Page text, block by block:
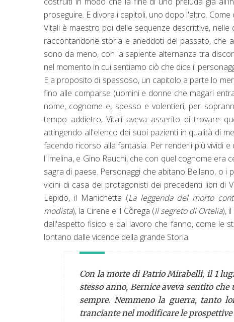
proseguire. E divora i capitoli, uno dopo l'altro. Come
Vitali è maestro poi delle sequenze descrittive,
raccontandone storia e aneddoti del passato, che
sono da meno, con la sapiente alternanza tra
nel momento in cui sentiamo ciò che dice il
E a proposito di spassoso, un capitolo a parte lo
fino alle comparse (uomini e donne che magari
nome, cognome e, spesso e volentieri, per
tempo addietro, Vitali aveva asserito di trovare
attingendo all'elenco dei suoi pazienti in qualità di
facendo ricorso alla fantasia. Per renderli più vividi
l'Imelina, e Gino Rauchi, che con quel cognome
sagra di paese. Personaggi che abitano Bellano, o i
vicini di casa dei protagonisti dei precedenti libri di
Lepido, il Manichetta (La leggenda del morto
modista), la Cirene e il Còrega (Il segreto di Ortelia),
dall'aspetto fisico e dal lavoro che fanno, come le
lontano dalle vicende della grande Storia.
Con la morte di Patrio Mirabelli, il 1
stesso anno, Bernice aveva sentito
sempre. Nemmeno la guerra, tanto
tranciante nel modificare le prospettive